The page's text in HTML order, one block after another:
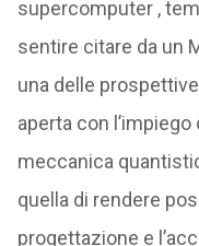
supercomputer ,
sentire citare da un
una delle
aperta con
meccanica
quella di rendere
progettazione e